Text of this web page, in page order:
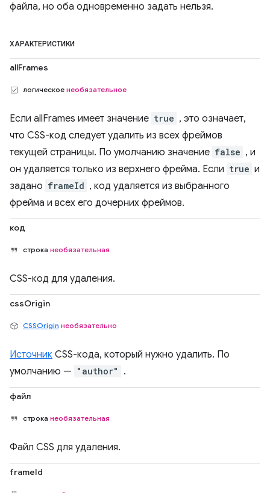
файла, но оба одновременно задать нельзя.
ХАРАКТЕРИСТИКИ
allFrames
логическое необязательное
Если allFrames имеет значение true , это означает,
что CSS-код следует удалить из всех фреймов
текущей страницы. По умолчанию значение false , и
он удаляется только из верхнего фрейма. Если true и
задано frameId , код удаляется из выбранного
фрейма и всех его дочерних фреймов.
код
строка необязательная
CSS-код для удаления.
cssOrigin
CSSOrigin необязательно
Источник CSS-кода, который нужно удалить. По
умолчанию — "author" .
файл
строка необязательная
Файл CSS для удаления.
frameId